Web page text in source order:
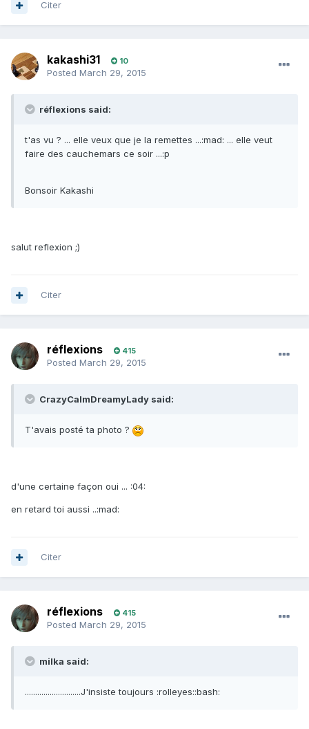
Citer
kakashi31 10
Posted March 29, 2015
réflexions said:
t'as vu ? ... elle veux que je la remettes ...:mad: ... elle veut
faire des cauchemars ce soir ...:p
Bonsoir Kakashi
salut reflexion ;)
Citer
réflexions 415
Posted March 29, 2015
CrazyCalmDreamyLady said:
T'avais posté ta photo ?
d'une certaine façon oui ... :04:
en retard toi aussi ..:mad:
Citer
réflexions 415
Posted March 29, 2015
milka said:
...........................J'insiste toujours :rolleyes::bash: